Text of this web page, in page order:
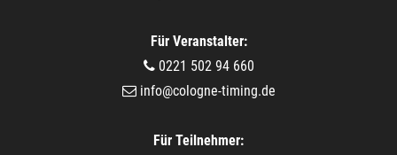
Für Veranstalter:
0221 502 94 660
info@cologne-timing.de
Für Teilnehmer: